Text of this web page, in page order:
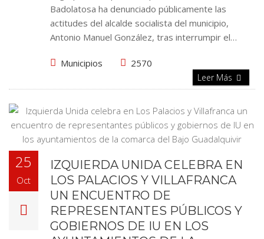
Badolatosa ha denunciado públicamente las
actitudes del alcalde socialista del municipio,
Antonio Manuel González, tras interrumpir el…
Municipios 2570
Leer Más
25
Oct
IZQUIERDA UNIDA CELEBRA EN
LOS PALACIOS Y VILLAFRANCA
UN ENCUENTRO DE
REPRESENTANTES PÚBLICOS Y
GOBIERNOS DE IU EN LOS